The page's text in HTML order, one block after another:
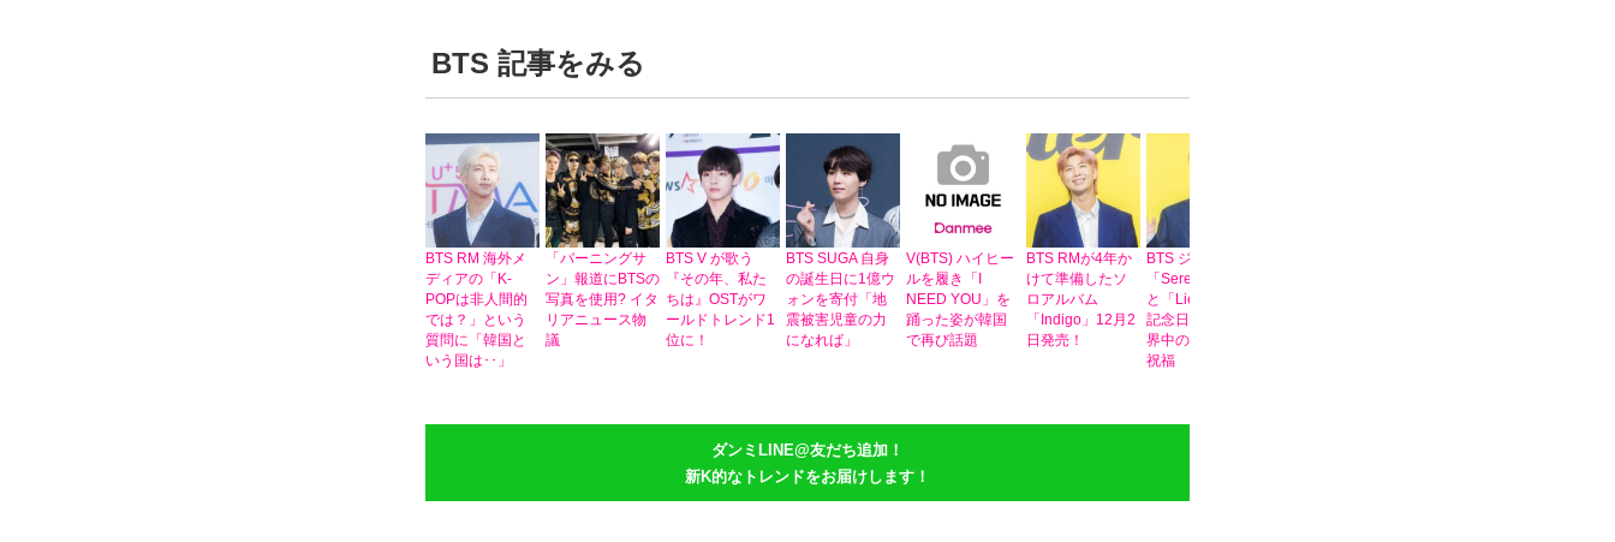
BTS 記事をみる
BTS RM 海外メ
ディアの「K-
POPは非人間的
では？」という
質問に「韓国と
いう国は･･」
「バーニングサ
ン」報道にBTSの
写真を使用? イタ
リアニュース物
議
BTS V が歌う
『その年、私た
ちは』OSTがワ
ールドトレンド1
位に！
BTS SUGA 自身
の誕生日に1億ウ
ォンを寄付「地
震被害児童の力
になれば」
V(BTS) ハイヒー
ルを履き「I
NEED YOU」を
踊った姿が韓国
で再び話題
BTS RMが4年か
けて準備したソ
ロアルバム
「Indigo」12月2
日発売！
BTS ジミン
「Serendipity」
と「Lie」が発売
記念日を迎え世
界中のファンが
祝福
ダンミLINE@友だち追加！
新K的なトレンドをお届けします！